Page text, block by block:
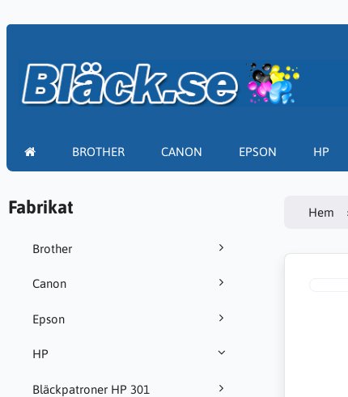
BROTHER CANON EPSON HP
Fabrikat
Brother
Canon
Epson
HP
Bläckpatroner HP 301
Hem